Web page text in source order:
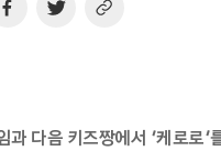
과 다음 키즈짱에서 ‘케로로’